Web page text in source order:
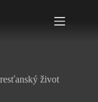
život